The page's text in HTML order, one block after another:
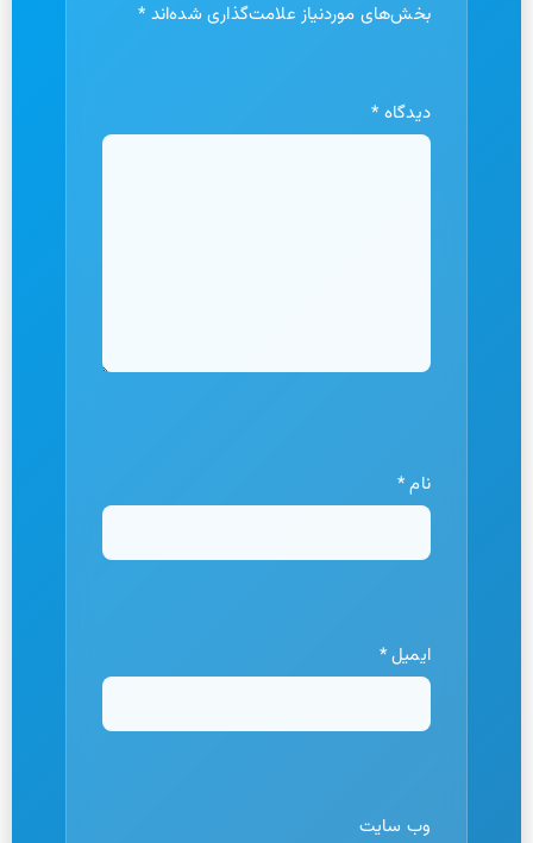
بخش‌های موردنیاز علامت‌گذاری شده‌اند *
دیدگاه *
نام*
ایمیل*
وب‌ سایت